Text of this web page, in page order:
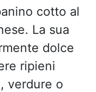
cotto al
La sua
dolce
ripieni
verdure o